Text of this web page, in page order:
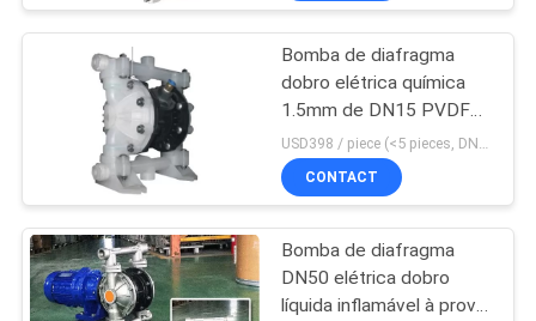
PRIVACY
POLICY
Bomba de diafragma
dobro elétrica química
1.5mm de DN15 PVDF
pneumático
CONTACT
Bomba de diafragma
DN50 elétrica dobro
líquida inflamável à prova